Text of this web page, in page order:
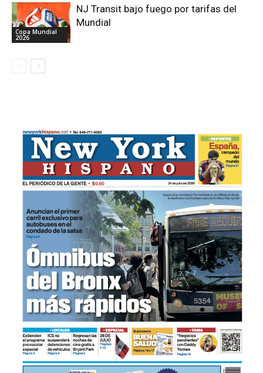
Copa Mundial
2026
NJ Transit bajo fuego por tarifas del
Mundial